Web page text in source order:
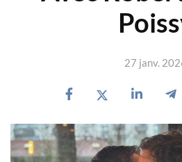
27 janv.